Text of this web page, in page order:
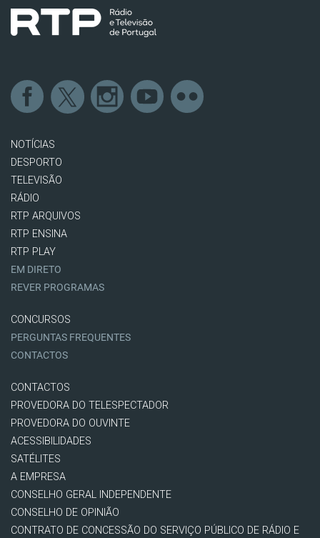
NOTÍCIAS
DESPORTO
TELEVISÃO
RÁDIO
RTP ARQUIVOS
RTP ENSINA
RTP PLAY
EM DIRETO
REVER PROGRAMAS
CONCURSOS
PERGUNTAS FREQUENTES
CONTACTOS
CONTACTOS
PROVEDORA DO TELESPECTADOR
PROVEDORA DO OUVINTE
ACESSIBILIDADES
SATÉLITES
A EMPRESA
CONSELHO GERAL INDEPENDENTE
CONSELHO DE OPINIÃO
CONTRATO DE CONCESSÃO DO SERVIÇO PÚBLICO DE RÁDIO E